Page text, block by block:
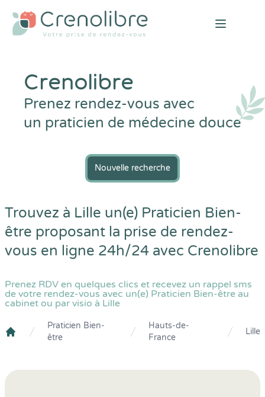
Open
Crenolibre
Prenez rendez-vous avec
un praticien de médecine douce
Nouvelle recherche
Trouvez à Lille un(e) Praticien Bien-
être proposant la prise de rendez-
vous en ligne 24h/24 avec Crenolibre
Prenez RDV en quelques clics et recevez un rappel sms
de votre rendez-vous avec un(e) Praticien Bien-être au
cabinet ou par visio à Lille
Crenolibre
Praticien Bien-
être
Hauts-de-
France
Lille